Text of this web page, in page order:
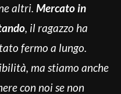
altri. Mercato in
, il ragazzo ha
fermo a lungo.
ma stiamo anche
con noi se non